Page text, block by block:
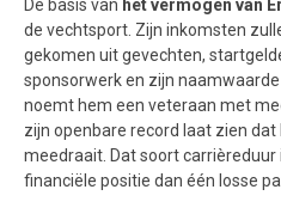
De basis van het vermogen van
de vechtsport. Zijn inkomsten
gekomen uit gevechten,
sponsorwerk en zijn naamwaarde
noemt hem een veteraan met
zijn openbare record laat zien
meedraait. Dat soort carrièreduur
financiële positie dan één losse